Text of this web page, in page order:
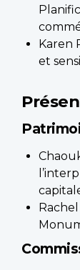
Karen
et